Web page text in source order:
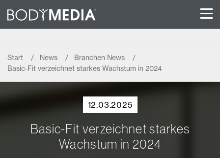
Start News
Branchen News
Basic-Fit verzeichnet starkes Wachstum in 2024
12.03.2025
Basic-Fit verzeichnet starkes
Wachstum in 2024